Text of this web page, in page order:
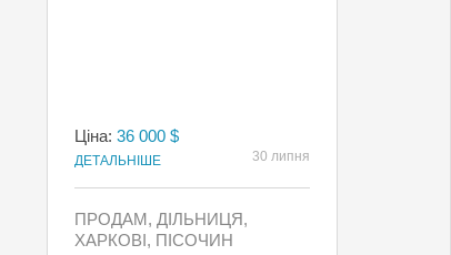
Ціна: 36 000 $
ДЕТАЛЬНІШЕ 30 липня
ПРОДАМ, ДІЛЬНИЦЯ,
ХАРКОВІ, ПІСОЧИН